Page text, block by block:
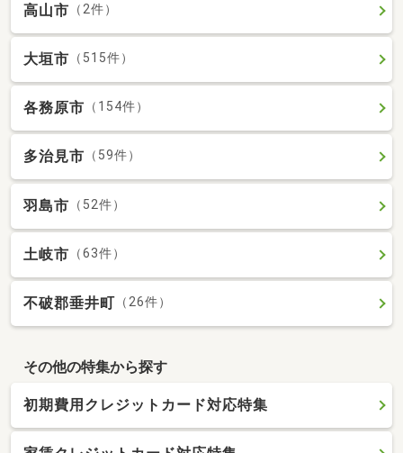
高山市 （2件）
大垣市 （515件）
各務原市 （154件）
多治見市 （59件）
羽島市 （52件）
土岐市 （63件）
不破郡垂井町 （26件）
その他の特集から探す
初期費用クレジットカード対応特集